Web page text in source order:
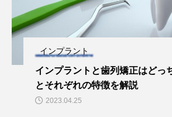
インプラント
インプラントと歯列矯正はどっ
とそれぞれの特徴を解説
2023.04.25